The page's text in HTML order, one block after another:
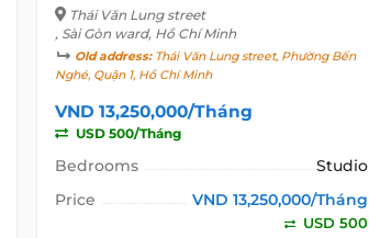
Thái Văn Lung street
, Sài Gòn ward, Hồ Chí Minh
Old address:Thái Văn Lung street, Phường Bến
Nghé, Quận 1, Hồ Chí Minh
VND 13,250,000/Tháng
USD 500/Tháng
Bedrooms
Studio
Price
VND 13,250,000/Tháng
USD 500